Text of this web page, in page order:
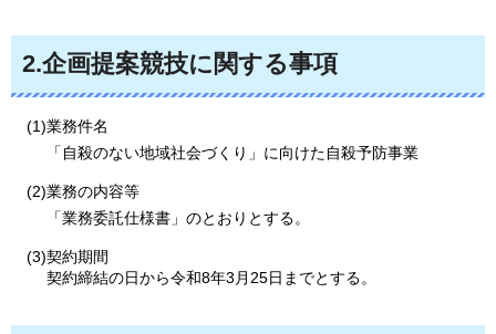
2.企画提案競技に関する事項
(1)業務件名
「自殺のない地域社会づくり」に向けた自殺予防事業
(2)業務の内容等
「業務委託仕様書」のとおりとする。
(3)契約期間
契約締結の日から令和8年3月25日までとする。